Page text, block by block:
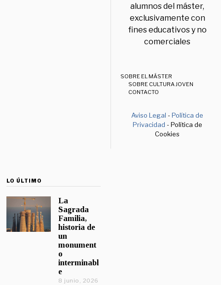
alumnos del máster,
exclusivamente con
fines educativos y no
comerciales
SOBRE EL MÁSTER
SOBRE CULTURA JOVEN
CONTACTO
Aviso Legal -Política de
Privacidad - Política de
Cookies
LO ÚLTIMO
La
Sagrada
Familia,
historia de
un
monument
o
interminabl
e
8 junio, 2026